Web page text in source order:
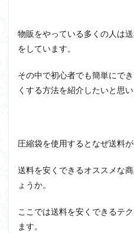
物販をやっている多くの人は
をしています。
その中で初心者でも簡単にで
くする方法を紹介したいと思い
圧縮袋を使用するとなぜ送料
送料を安くできるオススメな
ょうか。
ここでは送料を安くできるテ
ます。